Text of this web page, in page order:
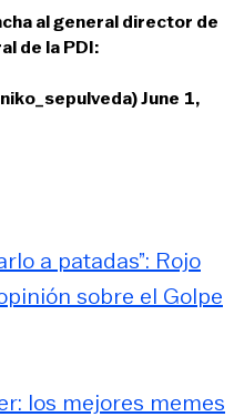
al general director de
de la PDI:
June 1,
a patadas”: Rojo
sobre el Golpe
los mejores memes